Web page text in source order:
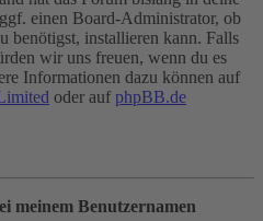
einen Board-Administrator, ob
benötigst, installieren kann. Falls
wir uns freuen, wenn du es
Informationen dazu können auf
oder auf phpBB.de
meinem Benutzernamen